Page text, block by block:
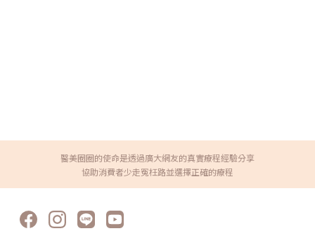
醫美圈圈的使命是透過廣大網友的真實療程經驗分享
協助消費者少走冤枉路並選擇正確的療程